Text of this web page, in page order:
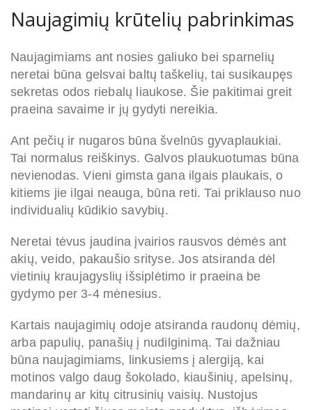
Naujagimių krūtelių pabrinkimas
Naujagimiams ant nosies galiuko bei sparnelių
neretai būna gelsvai baltų taškelių, tai susikaupęs
sekretas odos riebalų liaukose. Šie pakitimai greit
praeina savaime ir jų gydyti nereikia.
Ant pečių ir nugaros būna švelnūs gyvaplaukiai.
Tai normalus reiškinys. Galvos plaukuotumas būna
nevienodas. Vieni gimsta gana ilgais plaukais, o
kitiems jie ilgai neauga, būna reti. Tai priklauso nuo
individualių kūdikio savybių.
Neretai tėvus jaudina įvairios rausvos dėmės ant
akių, veido, pakaušio srityse. Jos atsiranda dėl
vietinių kraujagyslių išsiplėtimo ir praeina be
gydymo per 3-4 mėnesius.
Kartais naujagimių odoje atsiranda raudonų dėmių,
arba papulių, panašių į nudilginimą. Tai dažniau
būna naujagimiams, linkusiems į alergiją, kai
motinos valgo daug šokolado, kiaušinių, apelsinų,
mandarinų ar kitų citrusinių vaisių. Nustojus